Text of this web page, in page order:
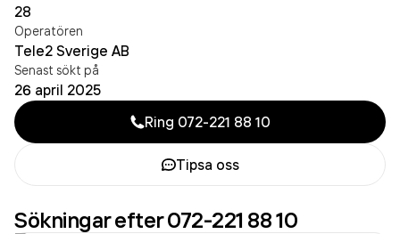
28
Operatören
Tele2 Sverige AB
Senast sökt på
26 april 2025
Ring 072-221 88 10
Tipsa oss
Sökningar efter 072-221 88 10